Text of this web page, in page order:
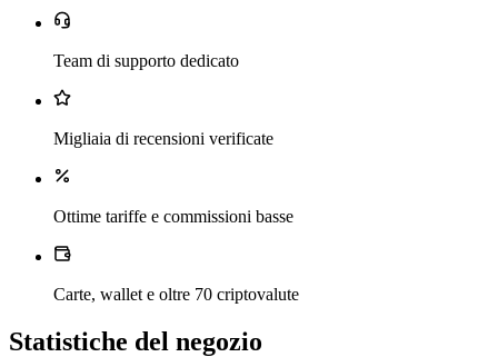
Team di supporto dedicato
Migliaia di recensioni verificate
Ottime tariffe e commissioni basse
Carte, wallet e oltre 70 criptovalute
Statistiche del negozio